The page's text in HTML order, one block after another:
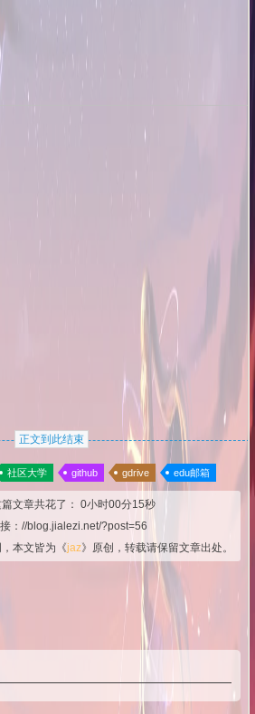
正文到此结束
社区大学 github gdrive edu邮箱
文章共花了： 0小时00分15秒
：//blog.jialezi.net/?post=56
本文皆为《jaz》原创，转载请保留文章出处。